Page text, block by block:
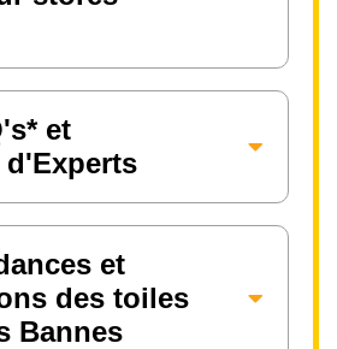
et
et
des toiles
Bannes